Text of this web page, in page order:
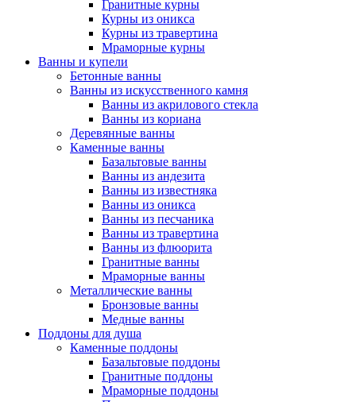
Гранитные курны
Курны из оникса
Курны из травертина
Мраморные курны
Ванны и купели
Бетонные ванны
Ванны из искусственного камня
Ванны из акрилового стекла
Ванны из кориана
Деревянные ванны
Каменные ванны
Базальтовые ванны
Ванны из андезита
Ванны из известняка
Ванны из оникса
Ванны из песчаника
Ванны из травертина
Ванны из флюорита
Гранитные ванны
Мраморные ванны
Металлические ванны
Бронзовые ванны
Медные ванны
Поддоны для душа
Каменные поддоны
Базальтовые поддоны
Гранитные поддоны
Мраморные поддоны